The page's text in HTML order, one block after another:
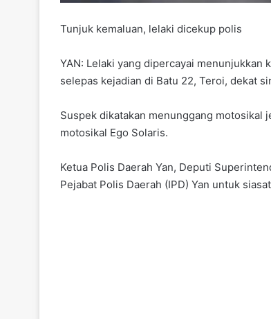
Tunjuk kemaluan, lelaki dicekup polis
YAN: Lelaki yang dipercayai menunjukkan
selepas kejadian di Batu 22, Teroi, dekat
Suspek dikatakan menunggang motosikal
motosikal Ego Solaris.
Ketua Polis Daerah Yan, Deputi
Pejabat Polis Daerah (IPD) Yan untuk